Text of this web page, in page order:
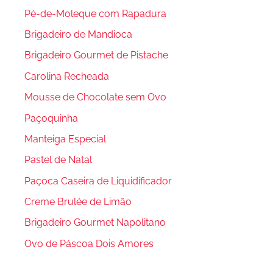
Pé-de-Moleque com Rapadura
Brigadeiro de Mandioca
Brigadeiro Gourmet de Pistache
Carolina Recheada
Mousse de Chocolate sem Ovo
Paçoquinha
Manteiga Especial
Pastel de Natal
Paçoca Caseira de Liquidificador
Creme Brulée de Limão
Brigadeiro Gourmet Napolitano
Ovo de Páscoa Dois Amores